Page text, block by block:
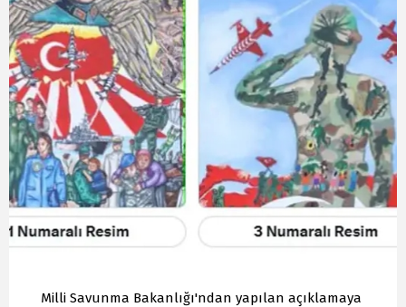
Milli Savunma Bakanlığı'ndan yapılan açıklamaya